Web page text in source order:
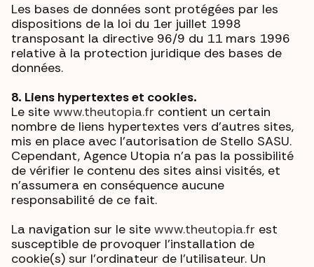
Les bases de données sont protégées par les
dispositions de la loi du 1er juillet 1998
transposant la directive 96/9 du 11 mars 1996
relative à la protection juridique des bases de
données.
8. Liens hypertextes et cookies.
Le site www.theutopia.fr contient un certain
nombre de liens hypertextes vers d’autres sites,
mis en place avec l’autorisation de Stello SASU.
Cependant, Agence Utopia n’a pas la possibilité
de vérifier le contenu des sites ainsi visités, et
n’assumera en conséquence aucune
responsabilité de ce fait.
La navigation sur le site www.theutopia.fr est
susceptible de provoquer l’installation de
cookie(s) sur l’ordinateur de l’utilisateur. Un